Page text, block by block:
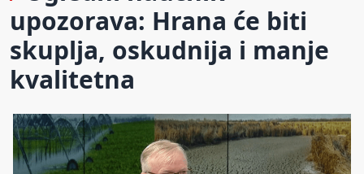
upozorava: Hrana će biti
skuplja, oskudnija i manje
kvalitetna